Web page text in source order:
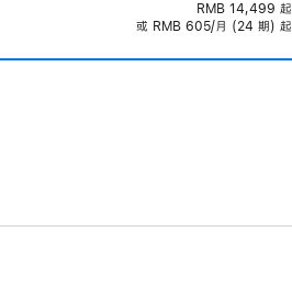
RMB 14,499 起
或 RMB 605/月 (24 期) 起